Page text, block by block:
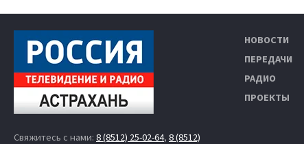
Свяжитесь с нами: 8 (8512) 25-02-64, 8 (8512)
НОВОСТИ
ПЕРЕДАЧИ
РАДИО
ПРОЕКТЫ